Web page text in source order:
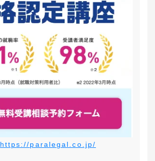
https://paralegal.co.jp/